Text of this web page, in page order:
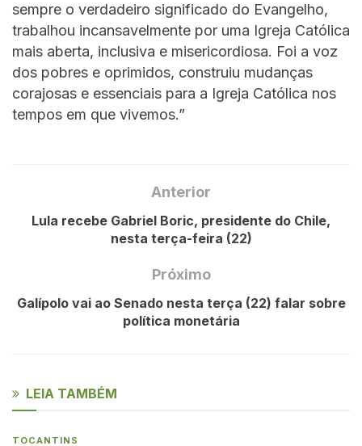
sempre o verdadeiro significado do Evangelho,
trabalhou incansavelmente por uma Igreja Católica
mais aberta, inclusiva e misericordiosa. Foi a voz
dos pobres e oprimidos, construiu mudanças
corajosas e essenciais para a Igreja Católica nos
tempos em que vivemos.”
Anterior
Lula recebe Gabriel Boric, presidente do Chile,
nesta terça-feira (22)
Próximo
Galípolo vai ao Senado nesta terça (22) falar sobre
política monetária
LEIA TAMBÉM
TOCANTINS